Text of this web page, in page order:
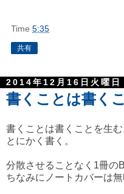
Time 5:35
共有
2014年12月16日火曜日
書くことは書く
書くことは書くことを生む
とにかく書く。
分散させることなく1冊の
ちなみにノートカバーは無